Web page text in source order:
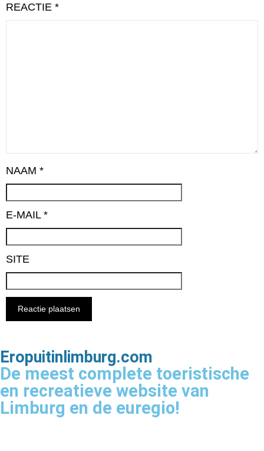
REACTIE *
NAAM *
E-MAIL *
SITE
Eropuitinlimburg.com
De meest complete toeristische
en recreatieve website van
Limburg en de euregio!